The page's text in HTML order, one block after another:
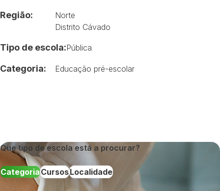
Região:
Norte
Distrito Cávado
Tipo de escola:Pública
Categoria: Educação pré-escolar
Que tipo de escola está a procurar?
CategoriaCursosLocalidade